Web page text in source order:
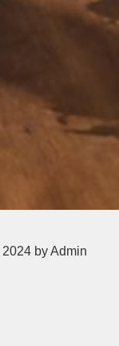
2024 by Admin